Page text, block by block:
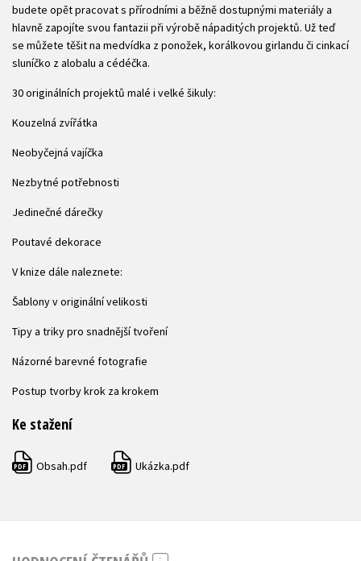
budete opět pracovat s přírodními a běžně dostupnými materiály a
hlavně zapojíte svou fantazii při výrobě nápaditých projektů. Už teď
se můžete těšit na medvídka z ponožek, korálkovou girlandu či cinkací
sluníčko z alobalu a cédéčka.
30 originálních projektů malé i velké šikuly:
Kouzelná zvířátka
Neobyčejná vajíčka
Nezbytné potřebnosti
Jedinečné dárečky
Poutavé dekorace
V knize dále naleznete:
Šablony v originální velikosti
Tipy a triky pro snadnější tvoření
Názorné barevné fotografie
Postup tvorby krok za krokem
Ke stažení
PDF Obsah.pdf PDF Ukázka.pdf